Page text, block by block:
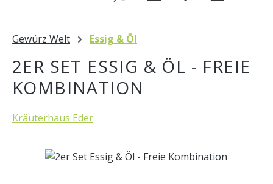
Gewürz Welt Essig & Öl
2ER SET ESSIG & ÖL - FREIE
KOMBINATION
Kräuterhaus Eder
Bildergalerie überspringen